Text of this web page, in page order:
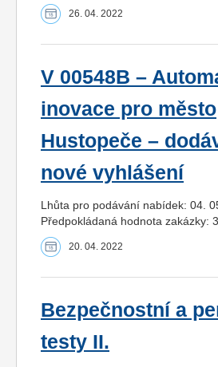
26. 04. 2022
V 00548B –
inovace pro město
Hustopeče –
nové vyhlášení
Lhůta pro podávání nabídek: 04.
Předpokládaná hodnota zakázky:
20. 04. 2022
Bezpečnostní a
testy II.